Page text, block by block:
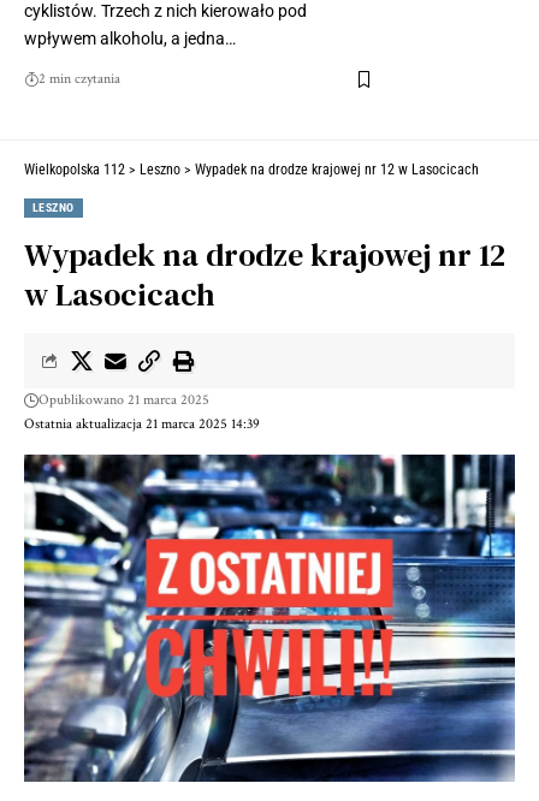
cyklistów. Trzech z nich kierowało pod
wpływem alkoholu, a jedna…
2 min czytania
Wielkopolska 112 > Leszno > Wypadek na drodze krajowej nr 12 w Lasocicach
LESZNO
Wypadek na drodze krajowej nr 12
w Lasocicach
Ostatnia aktualizacja 21 marca 2025 14:39
Opublikowano 21 marca 2025